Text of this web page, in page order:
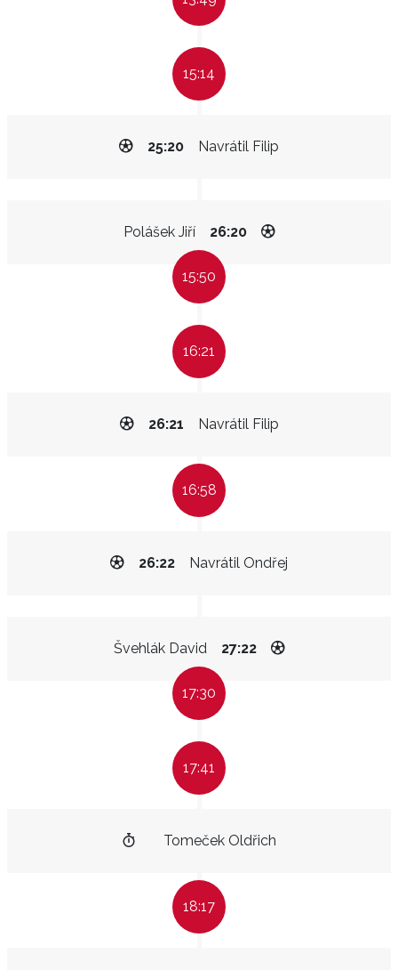
15:14
Navrátil Filip
25:20
Polášek Jiří 26:20
15:50
16:21
Navrátil Filip
26:21
16:58
Navrátil Ondřej
26:22
Švehlák David 27:22
17:30
17:41
Tomeček Oldřich
18:17